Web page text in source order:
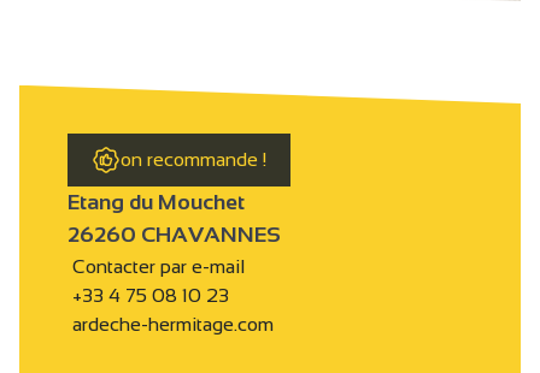
on recommande !
Etang du Mouchet
26260 CHAVANNES
Contacter par e-mail
+33 4 75 08 10 23
ardeche-hermitage.com